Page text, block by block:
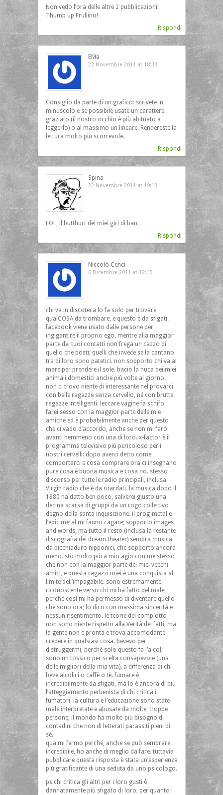
Non vedo l’ora delle altre 2 pubblicazioni!
Thumb up Frullino!
Rispondi
EMa
22 Novembre 2011 at 18:33
Consiglio da parte di un grafico: scrivete in
minuscolo e se possibile usate un carattere
graziato (il nostro occhio è più abituato a
leggerlo) o al massimo un lineare. Rendereste la
lettura molto più scorrevole.
Rispondi
Spina
22 Novembre 2011 at 19:13
LOL, il butthurt dei miei giri di ban.
Rispondi
Niccolò Cenci
6 Dicembre 2011 at 12:15
chi va in discoteca lo fa solo per trovare
qualCOSA da trombare, e questo è da sfigati.
facebook viene usato dalle persone per
ingigantire il proprio ego, mentre alla maggior
parte dei tuoi contatti non frega un cazzo di
quello che posti; quelli che invece se la cantano
tra di loro sono patetici. non sopporto chi va al
mare per prendere il sole. bacio la nuca dei miei
animali domestici anche più volte al giorno.
non ci trovo niente di interessante nel provarci
con belle ragazze senza cervello, né con brutte
ragazze intelligenti. leccare vagine fa schifo.
farei sesso con la maggior parte delle mie
amiche ed è probabilmente anche per questo
che ci vado d’accordo, anche se non mi farò
avanti nemmeno con una di loro. x-factor è il
programma televisivo più pericoloso per i
nostri cervelli: dopo averci detto come
comportarci e cosa comprare ora ci insegnano
pure cosa è buona musica e cosa no. stesso
discorso per tutte le radio principali, inclusa
Virgin radio che è da ritardati. la musica dopo il
1980 ha detto ben poco, salverei giusto una
decina scarsa di gruppi da un rogo collettivo
degno della santa inquisizione. il prog-metal e
l’epic metal mi fanno cagare; sopporto images
and words, ma tutto il resto (inclusa la restante
discografia dei dream theater) sembra musica
da picchiaduro nipponici, che sopporto ancora
meno. sto molto più a mio agio con me stesso
che non con la maggior parte dei miei vecchi
amici, e questa ragazzi miei è una conquista al
limite dell’impagabile. sono estremamente
riconoscente verso chi mi ha fatto del male,
perché così mi ha permesso di diventare quello
che sono ora; lo dico con massima sincerità e
nessun risentimento. le teorie del complotto
non sono niente rispetto alla Verità dei fatti, ma
la gente non è pronta e trova accomodante
credere in qualsiasi cosa. bevevo per
distruggermi, perché solo questo fa l’alcol;
sono un tossico per scelta consapevole (una
delle migliori della mia vita), a differenza di chi
beve alcolici o caffè o tè. fumare è
incredibilmente da sfigati, ma lo è ancora di più
l’atteggiamento perbenista di chi critica i
fumatori. la cultura e l’educazione sono state
male interpretate e abusate da molte, troppe
persone; il mondo ha molto più bisogno di
contadini che non di letterati parassiti pieni di
sé.
qua mi fermo perché, anche se può sembrare
incredibile, ho anche di meglio da fare. tuttavia
pubblicare questa risposta è stata un’esperienza
più gratificante di una seduta da uno psicologo.
ps chi critica gli altri per i loro gusti è
dannatamente più sfigato di loro, per quanto i